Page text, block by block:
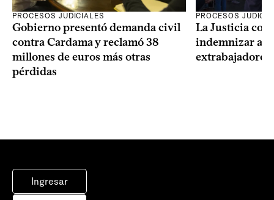
PROCESOS JUDICIALES
Gobierno presentó demanda civil
contra Cardama y reclamó 38
millones de euros más otras
pérdidas
PROCESOS
La Justicia
indemnizar a
extrabajadores
Ingresar